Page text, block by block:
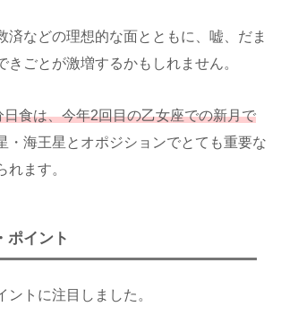
済などの理想的な面とともに、嘘、だま
きごとが激増するかもしれません。
食は、今年2回目の乙女座での新月で
・海王星とオポジションでとても重要な
れます。
イント
ントに注目しました。